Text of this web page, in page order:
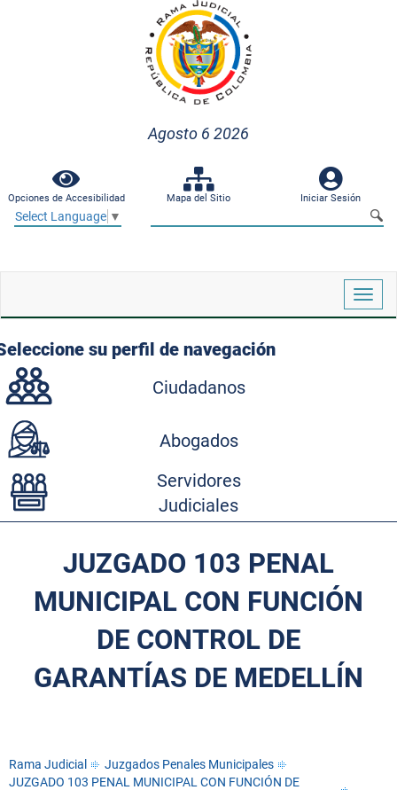
Agosto 6 2026
Opciones de Accesibilidad Mapa del Sitio Iniciar Sesión
Select Language ▼
su perfil de navegación
Ciudadanos
Abogados
Servidores
Judiciales
JUZGADO 103 PENAL
MUNICIPAL CON FUNCIÓN
DE CONTROL DE
GARANTÍAS DE MEDELLÍN
Rama Judicial
Juzgados Penales Municipales
JUZGADO 103 PENAL MUNICIPAL CON FUNCIÓN DE